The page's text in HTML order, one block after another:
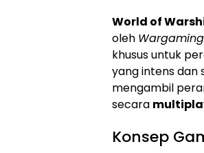
World of
oleh
khusus untuk
yang intens dan
mengambil
secara
Konsep